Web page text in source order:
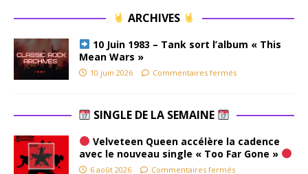
ARCHIVES
10 Juin 1983 – Tank sort l’album « This
Mean Wars »
10 juin 2026 Commentaires fermés
SINGLE DE LA SEMAINE
Velveteen Queen accélère la cadence
avec le nouveau single « Too Far Gone »
6 août 2026 Commentaires fermés